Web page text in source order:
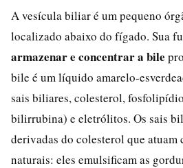
A vesícula biliar é um pequeno
localizado abaixo do fígado. Sua
armazenar e concentrar a bile
bile é um líquido amarelo-
sais biliares, colesterol,
bilirrubina) e eletrólitos. Os sais
derivadas do colesterol que atuam
naturais: eles emulsificam as